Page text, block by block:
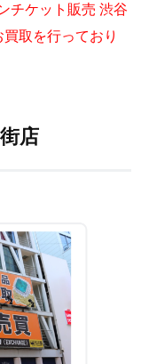
チケット販売 渋谷
取を行っており
店